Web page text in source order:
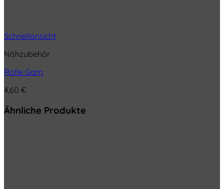
Schnellansicht
Nähzubehör
Rolle Garn
4,60 €
Ähnliche Produkte